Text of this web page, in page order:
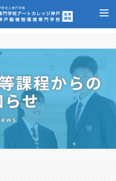
課程からの
せ